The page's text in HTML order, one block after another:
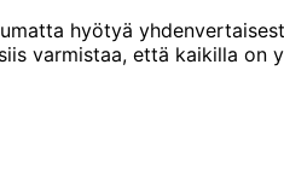
hyötyä
varmistaa, että kaikilla on